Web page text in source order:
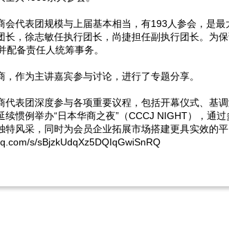
会代表团规模与上届基本相当，有193人参会，是
长，徐志敏任执行团长，尚捷担任副执行团长。为
配备责任人统筹事务。
，作为主讲嘉宾参与讨论，进行了专题分享。
代表团深度参与各项重要议程，包括开幕仪式、基
续惯例举办“日本华商之夜”（CCCJ NIGHT），通
特风采，同时为会员企业拓展市场搭建更具实效的平
s/sBjzkUdqXz5DQIqGwiSnRQ